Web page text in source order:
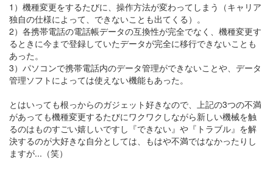
1）機種変更をするたびに、操作方法が変わってしまう（キャリア
独自の仕様によって、できないことも出てくる）。
2）各携帯電話の電話帳データの互換性が完全でなく、機種変更す
るときに今まで登録していたデータが完全に移行できないことも
あった。
3）パソコンで携帯電話内のデータ管理ができないことや、データ
管理ソフトによっては使えない機能もあった。
とはいっても根っからのガジェット好きなので、上記の3つの不満
があっても機種変更するたびにワクワクしながら新しい機械を触
るのはものすごい嬉しいですし『できない』や『トラブル』を解
決するのが大好きな自分としては、もはや不満ではなかったりし
ますが...（笑）